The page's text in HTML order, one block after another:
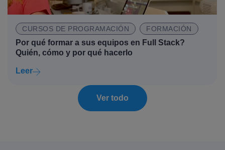
CURSOS DE PROGRAMACIÓN FORMACIÓN
Por qué formar a sus equipos en Full Stack?
Quién, cómo y por qué hacerlo
Leer
Ver todo